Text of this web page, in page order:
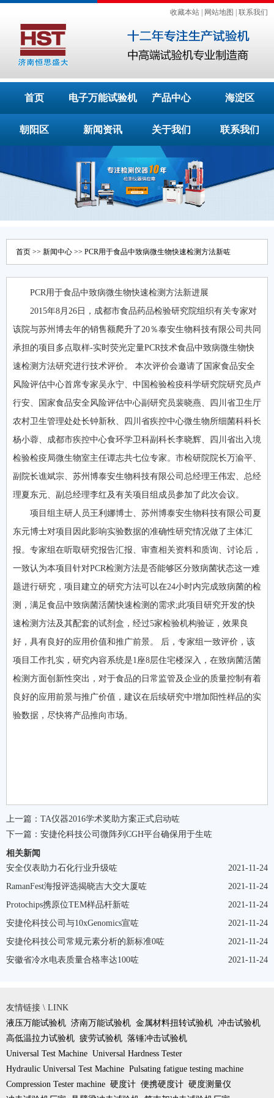
收藏本站 网站地图 联系我们
首页 电子万能试验机 产品中心 海淀区
朝阳区 新闻资讯 关于我们 联系我们
首页 >> 新闻中心 >> PCR用于食品中致病微生物快速检测方法新咗
PCR用于食品中致病微生物快速检测方法新进展
2015年8月26日，成都市食品药品检验研究院组织有关专家对
该院与苏州博去年的销售额爬升了20％泰安生物科技有限公司共同
承担的项目多点取样-实时荧光定量PCR技术食品中致病微生物快
速检测方法研究进行技术评价。 本次评价会邀请了国家食品安全
风险评估中心首席专家吴永宁、中国检验检疫科学研究院研究员卢
行安、国家食品安全风险评估中心副研究员裴晓燕、四川省卫生厅
农村卫生管理处处长钟新秋、四川省疾控中心微生物所细菌科科长
杨小蓉、成都市疾控中心食环学卫科副科长李晓辉、四川省出入境
检验检疫局微生物室主任谭志共七位专家。市检研院院长万渝平、
副院长谯斌宗、苏州博泰安生物科技有限公司总经理王伟宏、总经
理夏东元、副总经理李红及有关项目组成员参加了此次会议。
项目组主研人员王利娜博士、苏州博泰安生物科技有限公司夏
东元博士对项目因此影响实验数据的准确性研究情况做了主体汇
报。专家组在听取研究报告汇报、审查相关资料和质询、讨论后，
一致认为本项目针对PCR检测方法是否能够区分致病菌状态这一难
题进行研究，项目建立的研究方法可以在24小时内完成致病菌的检
测，满足食品中致病菌活菌快速检测的需求;此项目研究开发的快
速检测方法及其配套的试剂盒，经过5家检验机构验证，效果良
好，具有良好的应用价值和推广前景。 后，专家组一致评价，该
项目工作扎实，研究内容系统是1座8层住宅楼深入，在致病菌活菌
检测方面创新性突出，对于食品的日常监管及企业的质量控制有着
良好的应用前景与推广价值，建议在后续研究中增加阳性样品的实
验数据，尽快将产品推向市场。
上一篇： TA仪器2016学术奖助方案正式启动咗
下一篇： 安捷伦科技公司微阵列CGH平台确保用于生咗
相关新闻
2021-11-24
安全仪表助力石化行业升级咗
2021-11-24
RamanFest海报评选揭晓吉大交大厦咗
2021-11-24
Protochips携原位TEM样品杆新咗
2021-11-24
安捷伦科技公司与10xGenomics宣咗
2021-11-24
安捷伦科技公司常规元素分析的新标准0咗
2021-11-24
安徽省冷水电表质量合格率达100咗
友情链接 \ LINK
液压万能试验机 济南万能试验机 金属材料扭转试验机 冲击试验机
高低温拉力试验机 疲劳试验机 落锤冲击试验机
Universal Test Machine Universal Hardness Tester
Hydraulic Universal Test Machine Pulsating fatigue testing machine
Compression Tester machine 硬度计 便携硬度计 硬度测量仪